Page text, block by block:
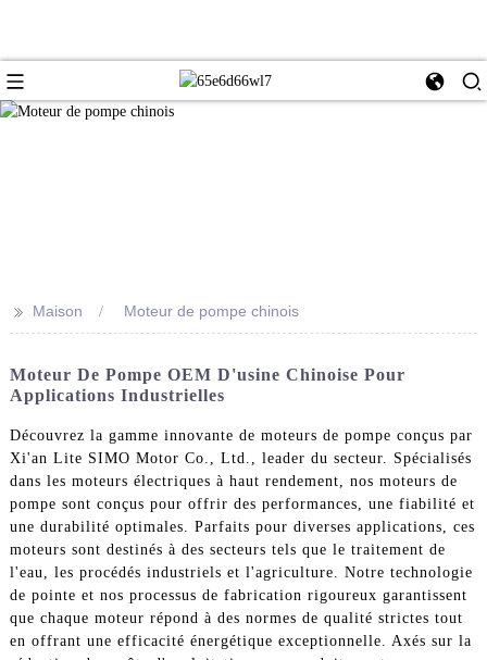
>> Maison Moteur de pompe chinois
Moteur De Pompe OEM D'usine Chinoise Pour
Applications Industrielles
Découvrez la gamme innovante de moteurs de pompe conçus par
Xi'an Lite SIMO Motor Co., Ltd., leader du secteur. Spécialisés
dans les moteurs électriques à haut rendement, nos moteurs de
pompe sont conçus pour offrir des performances, une fiabilité et
une durabilité optimales. Parfaits pour diverses applications, ces
moteurs sont destinés à des secteurs tels que le traitement de
l'eau, les procédés industriels et l'agriculture. Notre technologie
de pointe et nos processus de fabrication rigoureux garantissent
que chaque moteur répond à des normes de qualité strictes tout
en offrant une efficacité énergétique exceptionnelle. Axés sur la